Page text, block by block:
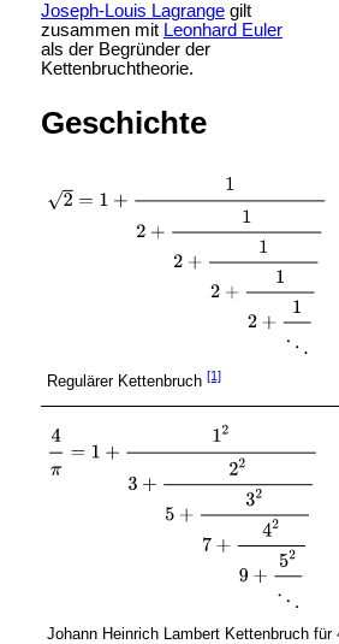
Joseph-Louis Lagrangegilt
zusammen mit Leonhard Euler
als der Begründer der
Kettenbruchtheorie.
Geschichte
Regulärer Kettenbruch[1]
Johann Heinrich Lambert Kettenbruch für